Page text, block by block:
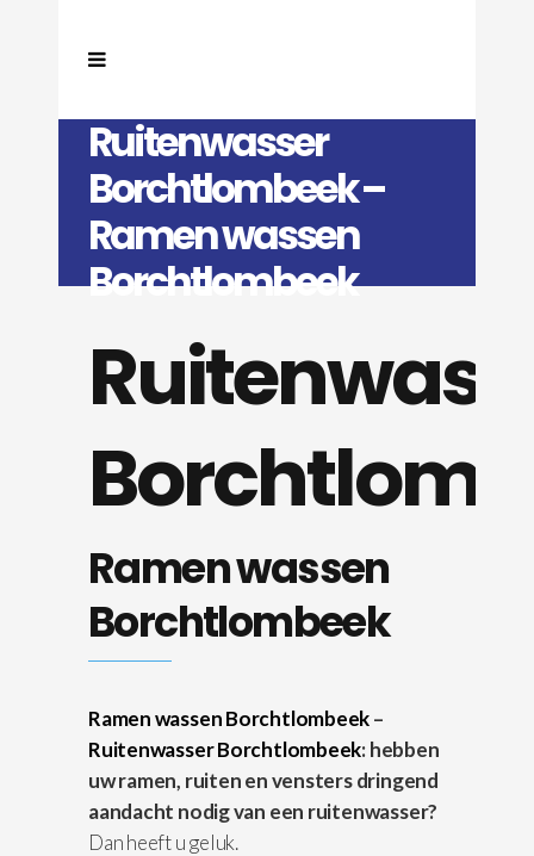
Ruitenwasser
Borchtlombeek –
Ramen wassen
Borchtlombeek
Ramen wassen
Borchtlombeek
Ramen wassen Borchtlombeek–
Ruitenwasser Borchtlombeek: hebben
uw ramen, ruiten en vensters dringend
aandacht nodig van een ruitenwasser?
Dan heeft u geluk.